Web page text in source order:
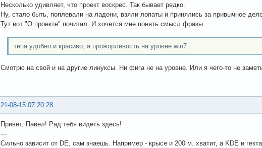
Несколько удивляет, что проект воскрес. Так бывает редко.
Ну, стало быть, поплевали на ладони, взяли лопаты и принялись за привычное
Тут вот "О проекте" почитал. И хочется мне понять смысл фразы
типа удобно и красиво, а прожорливость на уровне win7
Смотрю на свой и на другие линуксы. Ни фига не на уровне. Или я чего-то не
21-08-15 07:20:28
Привет, Павел! Рад тебя видеть здесь!
---
Сильно зависит от DE, сам знаешь. Например - крысе и 200 м. хватит, а KDE и